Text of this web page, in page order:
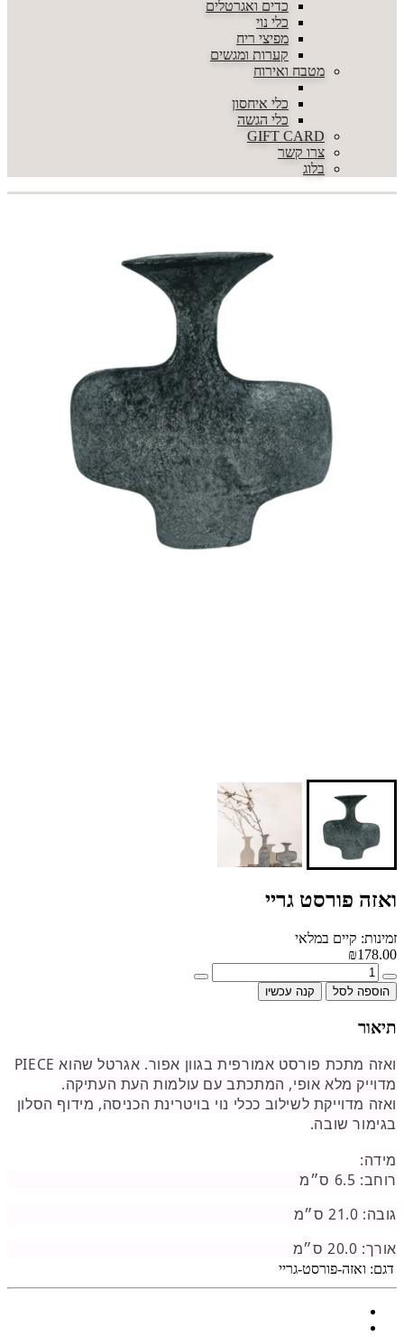
כדים ואגרטלים
כלי נוי
מפיצי ריח
קערות ומגשים
מטבח ואירוח
כלי איחסון
כלי הגשה
GIFT CARD
צרו קשר
בלוג
ואזה פורסט גריי
זמינות: קיים במלאי
₪178.00
הוספה לסל קנה עכשיו
תיאור
ואזה מתכת פורסט אמורפית בגוון אפור. אגרטל שהוא PIECE
מדוייק מלא אופי, המתכתב עם עולמות העת העתיקה.
ואזה מדוייקת לשילוב ככלי נוי בויטרינת הכניסה, מידוף הסלון
בגימור שובה.
מידה:
רוחב: 6.5 ס״מ
גובה: 21.0 ס״מ
אורך: 20.0 ס״מ
דגם: ואזה-פורסט-גריי